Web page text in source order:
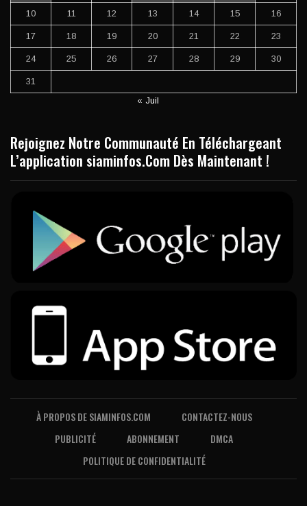
10 11 12 13 14 15 16
17 18 19 20 21 22 23
24 25 26 27 28 29 30
31
« Juil
Rejoignez Notre Communauté En Téléchargeant
L’application siaminfos.Com Dès Maintenant !
À PROPOS DE SIAMINFOS.COM
CONTACTEZ-NOUS
PUBLICITÉ
ABONNEMENT
DMCA
POLITIQUE DE CONFIDENTIALITÉ